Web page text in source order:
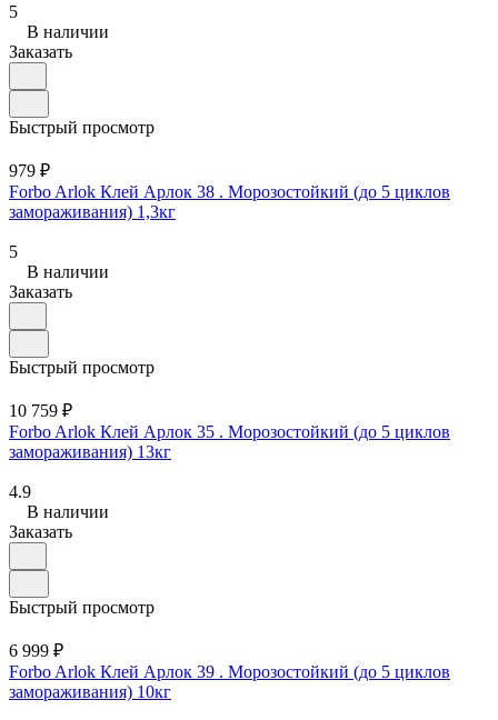
5
В наличии
Заказать
Быстрый просмотр
979 ₽
Forbo Arlok Клей Арлок 38 . Морозостойкий (до 5 циклов
замораживания) 1,3кг
5
В наличии
Заказать
Быстрый просмотр
10 759 ₽
Forbo Arlok Клей Арлок 35 . Морозостойкий (до 5 циклов
замораживания) 13кг
4.9
В наличии
Заказать
Быстрый просмотр
6 999 ₽
Forbo Arlok Клей Арлок 39 . Морозостойкий (до 5 циклов
замораживания) 10кг